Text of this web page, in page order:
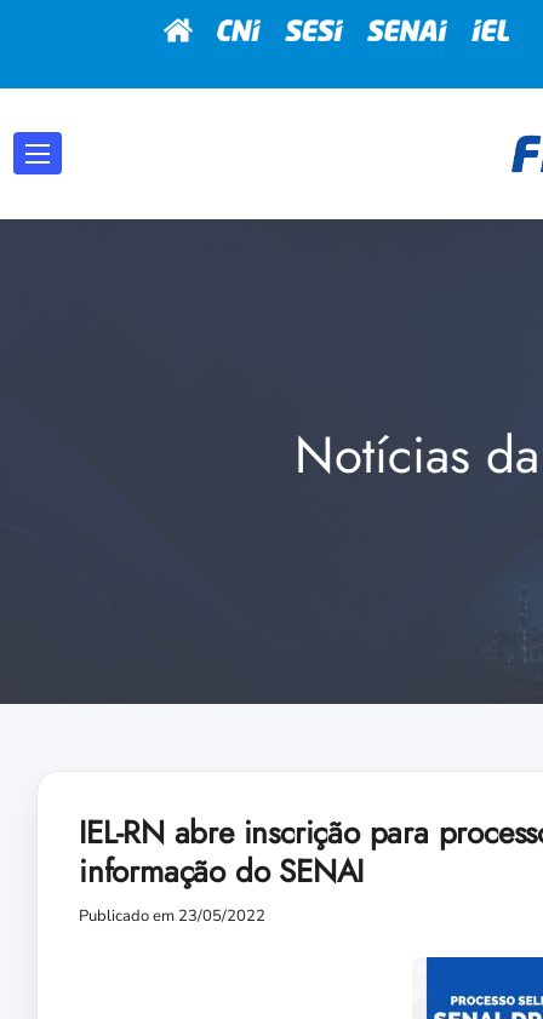
Notícias
IEL-RN abre inscrição para
informação do SENAI
Publicado em 23/05/2022